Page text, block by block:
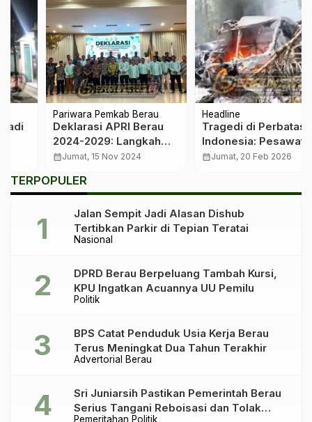
Pariwara Pemkab Berau
Deklarasi APRI Berau
2024-2029: Langkah
Awal Menuju
Lingkungan
Jumat, 15 Nov 2024
Headline
Tragedi di Perbatasan
Indonesia: Pesawat
Pengangkut BBM
Jumat, 20 Feb 2026
TERPOPULER
Nasional
Jalan Sempit Jadi Alasan Dishub
Tertibkan Parkir di Tepian Teratai
Politik
DPRD Berau Berpeluang Tambah Kursi,
KPU Ingatkan Acuannya UU Pemilu
Advertorial Berau
BPS Catat Penduduk Usia Kerja Berau
Terus Meningkat Dua Tahun Terakhir
Pemeritahan Politik
Sri Juniarsih Pastikan Pemerintah Berau
Serius Tangani Reboisasi dan Tolak